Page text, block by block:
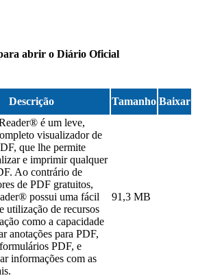
abrir o Diário Oficial
Descrição Tamanho Baixar
é um leve,
visualizador de
que lhe permite
e imprimir qualquer
Ao contrário de
de PDF gratuitos,
possui uma fácil
utilização de recursos
como a capacidade
anotações para PDF,
PDF, e
informações com as
91,3 MB